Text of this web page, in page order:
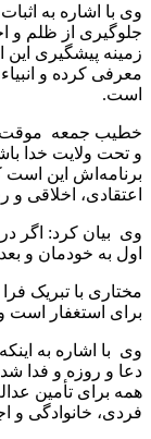
وی با اشاره به
جلوگیری از ظلم و
زمینه پیشگیری
معرفی کرده و
است.
خطیب جمعه موقت
و تحت ولایت خدا
برنامه‌اش این است
اعتقادی، اخلاقی
وی بیان کرد: اگر در
اول به خودمان و
مختاری با تبریک
برای استغفار است و
وی با اشاره به
دعا و روزه و فدا
همه برای تأمین
فردی، خانوادگی و